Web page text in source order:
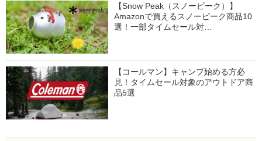
【Snow Peak（スノーピーク）】
Amazonで買えるスノーピーク商品10
選！一部タイムセール対…
【コールマン】キャンプ始める方必
見！タイムセール対象のアウトドア商
品5選